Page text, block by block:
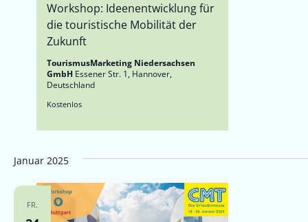
Workshop: Ideenentwicklung für
die touristische Mobilität der
Zukunft
TourismusMarketing Niedersachsen
GmbH Essener Str. 1, Hannover,
Deutschland
Kostenlos
Januar 2025
FR.